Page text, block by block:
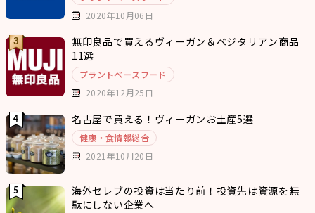
2020年10月06日
無印良品で買えるヴィーガン＆ベジタリアン商品
11選
プラントベースフード
2020年12月25日
名古屋で買える！ヴィーガンお土産5選
健康・食情報総合
2021年10月20日
海外セレブの投資は当たり前！投資先は資源を無
駄にしない企業へ